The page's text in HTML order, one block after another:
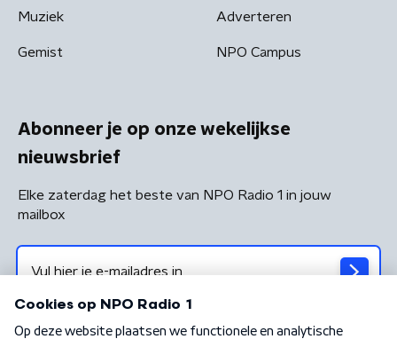
Muziek
Gemist
Adverteren
NPO Campus
Abonneer je op onze wekelijkse
nieuwsbrief
Elke zaterdag het beste van NPO Radio 1 in jouw
mailbox